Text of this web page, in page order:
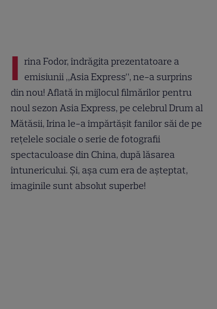
I rina Fodor, îndrăgita prezentatoare a
emisiunii „Asia Express”, ne-a surprins
din nou! Aflată în mijlocul filmărilor pentru
noul sezon Asia Express, pe celebrul Drum al
Mătăsii, Irina le-a împărtășit fanilor săi de pe
rețelele sociale o serie de fotografii
spectaculoase din China, după lăsarea
întunericului. Și, așa cum era de așteptat,
imaginile sunt absolut superbe!